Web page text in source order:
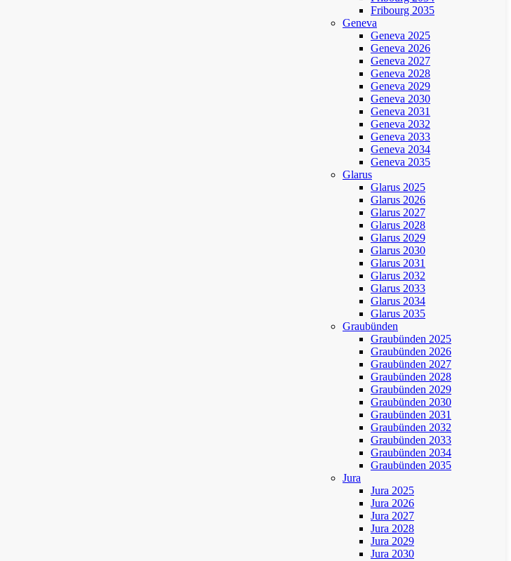
Fribourg 2035
Geneva
Geneva 2025
Geneva 2026
Geneva 2027
Geneva 2028
Geneva 2029
Geneva 2030
Geneva 2031
Geneva 2032
Geneva 2033
Geneva 2034
Geneva 2035
Glarus
Glarus 2025
Glarus 2026
Glarus 2027
Glarus 2028
Glarus 2029
Glarus 2030
Glarus 2031
Glarus 2032
Glarus 2033
Glarus 2034
Glarus 2035
Graubünden
Graubünden 2025
Graubünden 2026
Graubünden 2027
Graubünden 2028
Graubünden 2029
Graubünden 2030
Graubünden 2031
Graubünden 2032
Graubünden 2033
Graubünden 2034
Graubünden 2035
Jura
Jura 2025
Jura 2026
Jura 2027
Jura 2028
Jura 2029
Jura 2030